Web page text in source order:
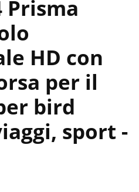
Prisma
HD con
per il
bird
sport -